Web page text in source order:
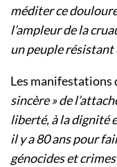
méditer ce
l’ampleur de la
un peuple résistant
Les manifestations
sincère » de
liberté, à la dignité
il y a 80 ans pour
génocides et